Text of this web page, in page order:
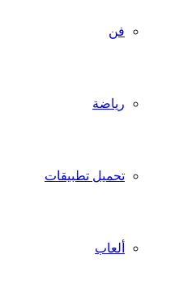
فن
رياضة
تحميل تطبيقات
ألعاب